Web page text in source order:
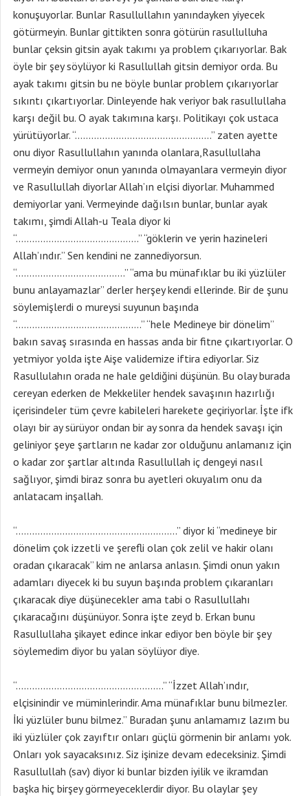
“…………………………………………………..” diyor ki “medineye bir
dönelim çok izzetli ve şerefli olan çok zelil ve hakir olanı
oradan çıkaracak” kim ne anlarsa anlasın. Şimdi onun yakın
adamları diyecek ki bu suyun başında problem çıkaranları
çıkaracak diye düşünecekler ama tabi o Rasullullahı
çıkaracağını düşünüyor. Sonra işte zeyd b. Erkan bunu
Rasullullaha şikayet edince inkar ediyor ben böyle bir şey
söylemedim diyor bu yalan söylüyor diye.
“………………………………………………” “İzzet Allah’ındır,
elçisinindir ve müminlerindir. Ama münafıklar bunu bilmezler.
İki yüzlüler bunu bilmez.” Buradan şunu anlamamız lazım bu
iki yüzlüler çok zayıftır onları güçlü görmenin bir anlamı yok.
Onları yok sayacaksınız. Siz işinize devam edeceksiniz. Şimdi
Rasullullah (sav) diyor ki bunlar bizden iyilik ve ikramdan
başka hiç birşey görmeyeceklerdir diyor. Bu olaylar şey